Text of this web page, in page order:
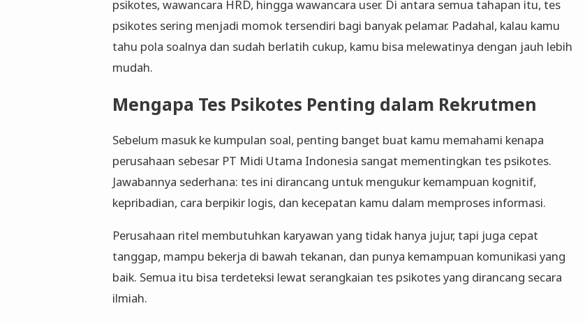
psikotes, wawancara HRD, hingga wawancara user. Di antara semua tahapan itu, tes
psikotes sering menjadi momok tersendiri bagi banyak pelamar. Padahal, kalau kamu
tahu pola soalnya dan sudah berlatih cukup, kamu bisa melewatinya dengan jauh lebih
mudah.
Mengapa Tes Psikotes Penting dalam Rekrutmen
Sebelum masuk ke kumpulan soal, penting banget buat kamu memahami kenapa
perusahaan sebesar PT Midi Utama Indonesia sangat mementingkan tes psikotes.
Jawabannya sederhana: tes ini dirancang untuk mengukur kemampuan kognitif,
kepribadian, cara berpikir logis, dan kecepatan kamu dalam memproses informasi.
Perusahaan ritel membutuhkan karyawan yang tidak hanya jujur, tapi juga cepat
tanggap, mampu bekerja di bawah tekanan, dan punya kemampuan komunikasi yang
baik. Semua itu bisa terdeteksi lewat serangkaian tes psikotes yang dirancang secara
ilmiah.